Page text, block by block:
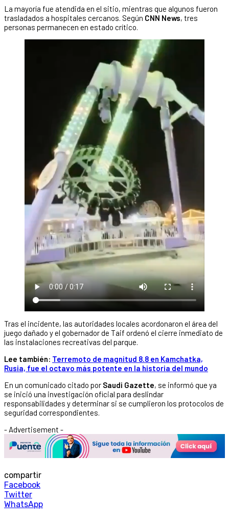
La mayoría fue atendida en el sitio, mientras que algunos fueron
trasladados a hospitales cercanos. Según CNN News, tres
personas permanecen en estado crítico.
Tras el incidente, las autoridades locales acordonaron el área del
juego dañado y el gobernador de Taif ordenó el cierre inmediato de
las instalaciones recreativas del parque.
Lee también: Terremoto de magnitud 8.8 en Kamchatka,
Rusia, fue el octavo más potente en la historia del mundo
En un comunicado citado por Saudi Gazette, se informó que ya
se inició una investigación oficial para deslindar
responsabilidades y determinar si se cumplieron los protocolos de
seguridad correspondientes.
- Advertisement -
compartir
Facebook
Twitter
WhatsApp